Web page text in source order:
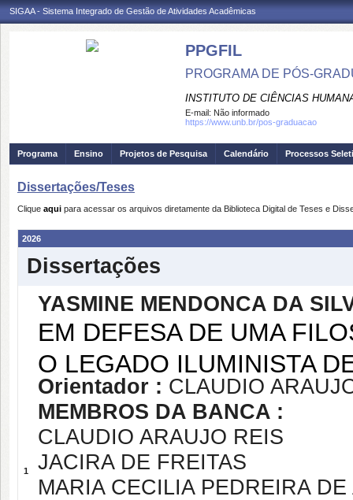
SIGAA - Sistema Integrado de Gestão de Atividades Acadêmicas
PPGFIL
PROGRAMA DE PÓS-
INSTITUTO DE CIÊNCIAS
E-mail: Não informado
https://www.unb.br/pos-graduacao
Programa Ensino Projetos de Pesquisa Calendário Processos
Dissertações/Teses
Clique aqui para acessar os arquivos diretamente da Biblioteca Digital de Teses e
2026
Dissertações
1
YASMINE MENDONCA DA
EM DEFESA DE UMA
O LEGADO ILUMINISTA
Orientador : CLAUDIO
MEMBROS DA BANCA :
CLAUDIO ARAUJO REIS
JACIRA DE FREITAS
MARIA CECILIA PEDREIRA DE